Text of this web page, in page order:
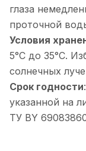
глаза
проточной
Условия
5°С до 35°С.
солнечных
Срок годности
указанной на
ТУ BY